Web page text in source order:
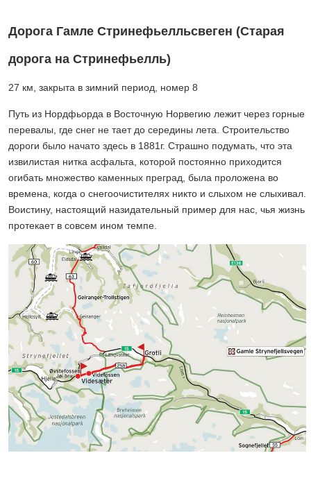
Дорога Гамле Стринефьелльсвеген (Старая
дорога на Стринефьелль)
27 км, закрыта в зимний период, номер 8
Путь из Нордфьорда в Восточную Норвегию лежит через горные
перевалы, где снег не тает до середины лета. Строительство
дороги было начато здесь в 1881г. Страшно подумать, что эта
извилистая нитка асфальта, которой постоянно приходится
огибать множество каменных преград, была проложена во
времена, когда о снегоочистителях никто и слыхом не слыхивал.
Воистину, настоящий назидательный пример для нас, чья жизнь
протекает в совсем ином темпе.